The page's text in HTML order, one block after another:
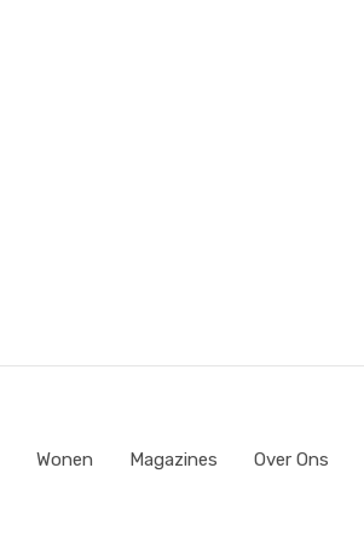
Wonen Magazines Over Ons